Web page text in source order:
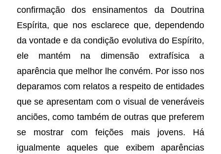
confirmação dos ensinamentos da Doutrina
Espírita, que nos esclarece que, dependendo
da vontade e da condição evolutiva do Espírito,
ele mantém na dimensão extrafísica a
aparência que melhor lhe convém. Por isso nos
deparamos com relatos a respeito de entidades
que se apresentam com o visual de veneráveis
anciões, como também de outras que preferem
se mostrar com feições mais jovens. Há
igualmente aqueles que exibem aparências